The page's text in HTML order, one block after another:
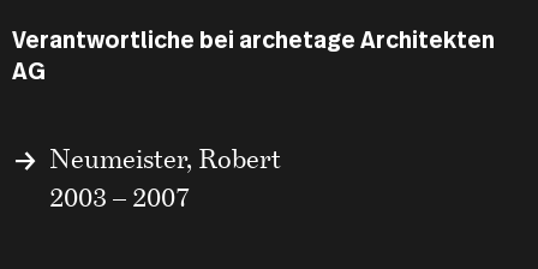
Verantwortliche bei archetage Architekten
AG
Neumeister, Robert
2003 – 2007